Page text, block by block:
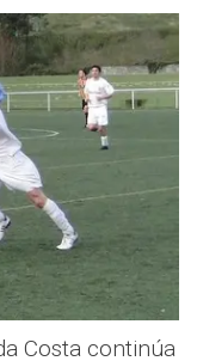
Costa continúa